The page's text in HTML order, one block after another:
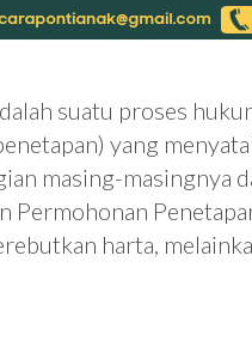
suatu proses
yang
masing-masingnya
Permohonan
harta,